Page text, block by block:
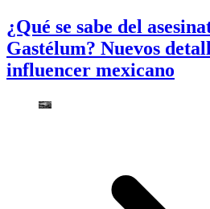
¿Qué se sabe del
Gastélum? Nuevos
influencer mexicano